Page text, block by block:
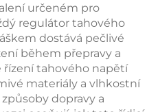
určeném pro
regulátor tahového
dostává pečlivé
během přepravy a
tahového napětí
materiály a vlhkostní
dopravy a